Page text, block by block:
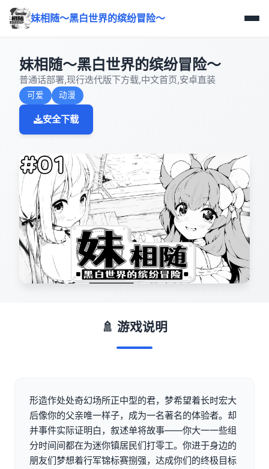
妹相随～黑白世界的缤纷冒险～
妹相随～黑白世界的缤纷冒险～
普通话部署,现行迭代版下方载,中文首页,安卓直装
可爱 动漫
安全下载
🚿 游戏说明
形造作处处奇幻场所正中型的君，梦希望着长时宏大
后像你的父亲唯一样子，成为一名著名的体验者。却
并事件实际证明白，叙述单将故事——你大一一些组
分时间间都在为迷你镇居民们打零工。你进于身边的
朋友们梦想着行军锦标赛捌强，达成你们的终极目标